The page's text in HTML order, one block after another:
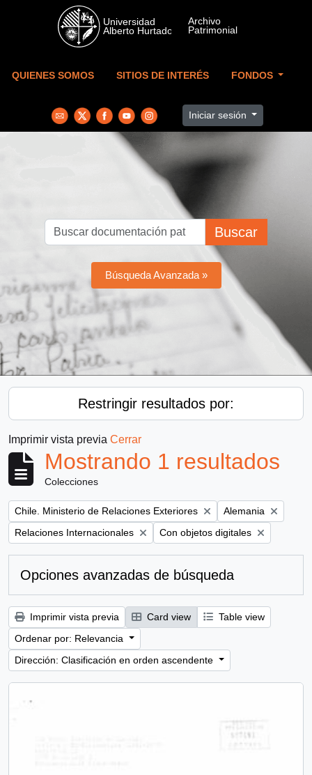
Skip to main content
QUIENES SOMOS SITIOS DE INTERÉS FONDOS
Iniciar sesión
Buscar
Búsqueda Avanzada »
Restringir resultados por:
Imprimir vista previa Cerrar
Mostrando 1 resultados
Colecciones
Remove filter:
Chile. Ministerio de Relaciones Exteriores Remove filter:
Alemania
Remove filter:
Relaciones Internacionales Remove filter:
Con objetos digitales
Opciones avanzadas de búsqueda
Imprimir vista previa Card view
Table view
Ordenar por: Relevancia
Dirección: Clasificación en orden ascendente